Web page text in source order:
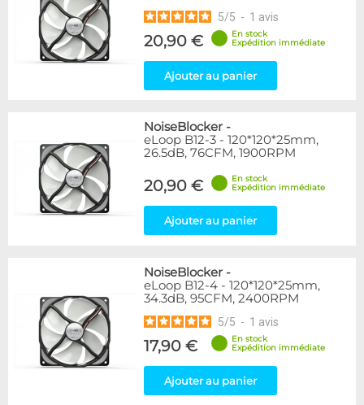
5/5 - 1 avis
20,90 €
En stock
Expédition immédiate
Ajouter au panier
NoiseBlocker -
eLoop B12-3 - 120*120*25mm,
26.5dB, 76CFM, 1900RPM
20,90 €
En stock
Expédition immédiate
Ajouter au panier
NoiseBlocker -
eLoop B12-4 - 120*120*25mm,
34.3dB, 95CFM, 2400RPM
5/5 - 1 avis
17,90 €
En stock
Expédition immédiate
Ajouter au panier